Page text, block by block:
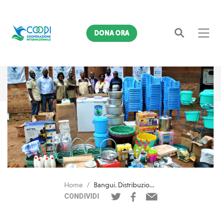
Cerca
DONA ORA
Home
Bangui. Distribuzione di forniture per l'apertura della prima boutique del progetto AICS
CONDIVIDI